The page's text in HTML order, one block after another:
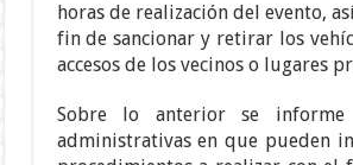
horas de realización del evento,
fin de sancionar y retirar los
accesos de los vecinos o lugares
Sobre lo anterior se
administrativas en que pueden